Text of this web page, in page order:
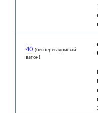
40 (беспересадочный
вагон)